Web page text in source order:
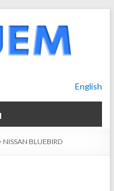
English
NISSAN BLUEBIRD